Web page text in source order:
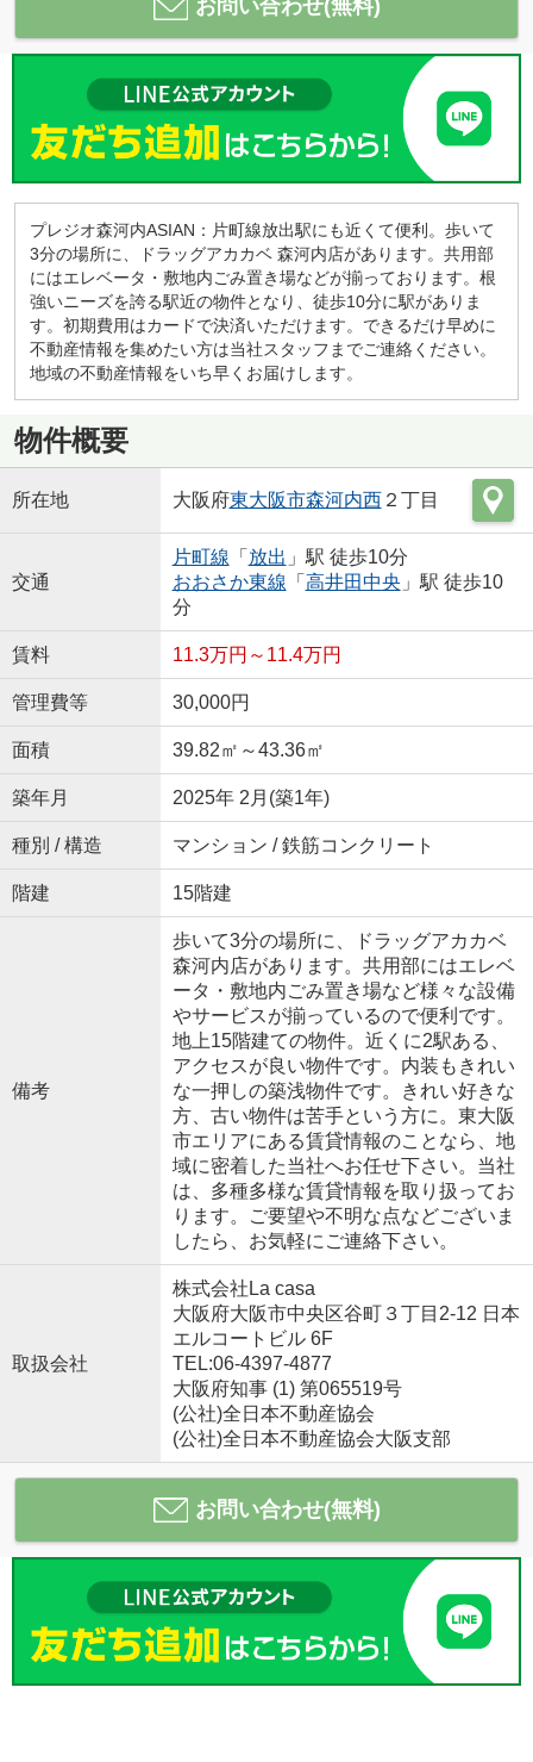
お問い合わせ(無料)
プレジオ森河内ASIAN：片町線放出駅にも近くて便利。歩いて
3分の場所に、ドラッグアカカベ 森河内店があります。共用部
にはエレベータ・敷地内ごみ置き場などが揃っております。根
強いニーズを誇る駅近の物件となり、徒歩10分に駅がありま
す。初期費用はカードで決済いただけます。できるだけ早めに
不動産情報を集めたい方は当社スタッフまでご連絡ください。
地域の不動産情報をいち早くお届けします。
物件概要
所在地 大阪府東大阪市森河内西２丁目
交通
片町線 「 放出 」駅 徒歩10分
おおさか東線 「 高井田中央 」駅 徒歩10
分
賃料 11.3万円～11.4万円
管理費等 30,000円
面積 39.82㎡～43.36㎡
築年月 2025年 2月(築1年)
種別 / 構造 マンション / 鉄筋コンクリート
階建 15階建
備考
歩いて3分の場所に、ドラッグアカカベ
森河内店があります。共用部にはエレベ
ータ・敷地内ごみ置き場など様々な設備
やサービスが揃っているので便利です。
地上15階建ての物件。近くに2駅ある、
アクセスが良い物件です。内装もきれい
な一押しの築浅物件です。きれい好きな
方、古い物件は苦手という方に。東大阪
市エリアにある賃貸情報のことなら、地
域に密着した当社へお任せ下さい。当社
は、多種多様な賃貸情報を取り扱ってお
ります。ご要望や不明な点などございま
したら、お気軽にご連絡下さい。
取扱会社
株式会社La casa
大阪府大阪市中央区谷町３丁目2-12 日本
エルコートビル 6F
TEL:06-4397-4877
大阪府知事 (1) 第065519号
(公社)全日本不動産協会
(公社)全日本不動産協会大阪支部
お問い合わせ(無料)